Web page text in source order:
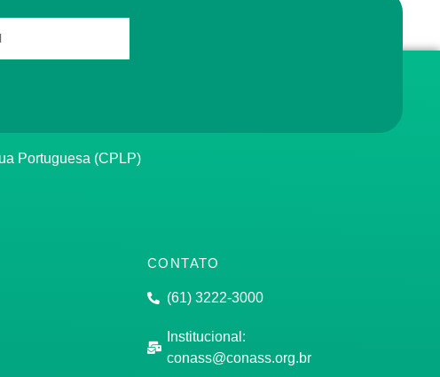
Portuguesa (CPLP)
CONTATO
(61) 3222-3000
Institucional:
conass@conass.org.br